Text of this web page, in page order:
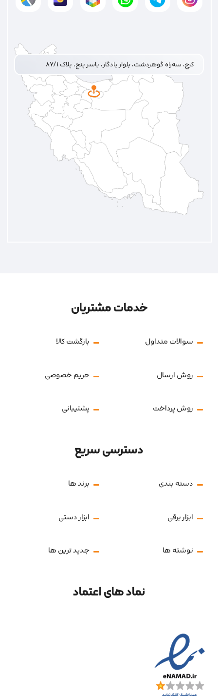
کرج، سه‌راه گوهردشت، بلوار یادگار، یاسر پنج، پلاک ۸۷/۱
خدمات مشتریان
سوالات متداول بازگشت کالا
روش ارسال حریم خصوصی
روش پرداخت پشتیبانی
دسترسی سریع
دسته بندی برند ها
ابزار برقی ابزار دستی
نوشته ها جدید ترین ها
نماد های اعتماد